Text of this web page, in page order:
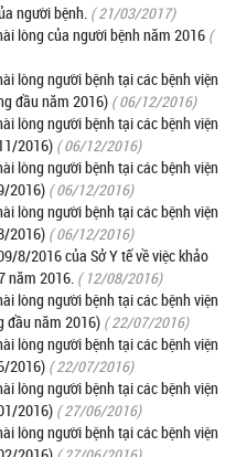
người bệnh. ( 21/03/2017)
lòng của người bệnh năm 2016 (
lòng người bệnh tại các bệnh viện
đầu năm 2016) ( 06/12/2016)
lòng người bệnh tại các bệnh viện
2016) ( 06/12/2016)
lòng người bệnh tại các bệnh viện
2016) ( 06/12/2016)
lòng người bệnh tại các bệnh viện
2016) ( 06/12/2016)
8/2016 của Sở Y tế về việc khảo
năm 2016. ( 12/08/2016)
lòng người bệnh tại các bệnh viện
đầu năm 2016) ( 22/07/2016)
lòng người bệnh tại các bệnh viện
2016) ( 22/07/2016)
lòng người bệnh tại các bệnh viện
2016) ( 27/06/2016)
lòng người bệnh tại các bệnh viện